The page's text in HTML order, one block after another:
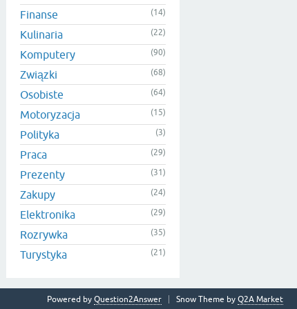
Finanse (14)
Kulinaria (22)
Komputery (90)
Związki (68)
Osobiste (64)
Motoryzacja (15)
Polityka (3)
Praca (29)
Prezenty (31)
Zakupy (24)
Elektronika (29)
Rozrywka (35)
Turystyka (21)
Snow Theme by Q2A Market
Powered by Question2Answer